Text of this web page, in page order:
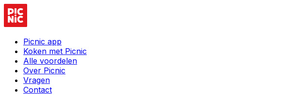
Picnic app
Koken met Picnic
Alle voordelen
Over Picnic
Vragen
Contact